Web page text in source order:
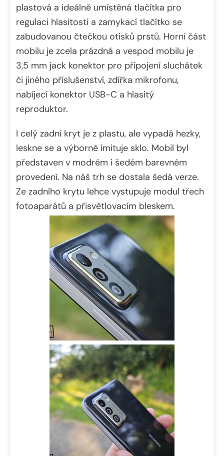
plastová a ideálně umístěná tlačítka pro
regulaci hlasitosti a zamykací tlačítko se
zabudovanou čtečkou otisků prstů. Horní část
mobilu je zcela prázdná a vespod mobilu je
3,5 mm jack konektor pro připojení sluchátek
či jiného příslušenství, zdířka mikrofonu,
nabíjecí konektor USB-C a hlasitý
reproduktor.
I celý zadní kryt je z plastu, ale vypadá hezky,
leskne se a výborně imituje sklo. Mobil byl
představen v modrém i šedém barevném
provedení. Na náš trh se dostala šedá verze.
Ze zadního krytu lehce vystupuje modul třech
fotoaparátů a přisvětlovacím bleskem.